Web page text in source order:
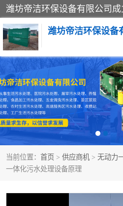
潍坊帝洁环保设备
当前位置： 首页 > 供应商机 > 无动力
一体化污水处理设备原理
一体化提升泵站
一体化生活污水处理设备
医院污水处理设备
玻璃钢一体化污水处理设